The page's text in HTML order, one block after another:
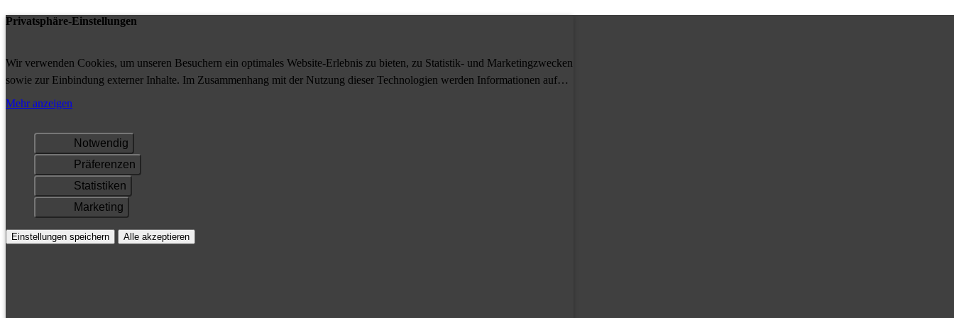
Privatsphäre-Einstellungen
Wir verwenden Cookies, um unseren Besuchern ein optimales Website-Erlebnis zu bieten, zu Statistik- und Marketingzwecken
sowie zur Einbindung externer Inhalte. Im Zusammenhang mit der Nutzung dieser Technologien werden Informationen auf
Ihrem Gerät gespeichert und/oder abgerufen.
Mehr anzeigen
Notwendig
Präferenzen
Statistiken
Marketing
Einstellungen speichern Alle akzeptieren